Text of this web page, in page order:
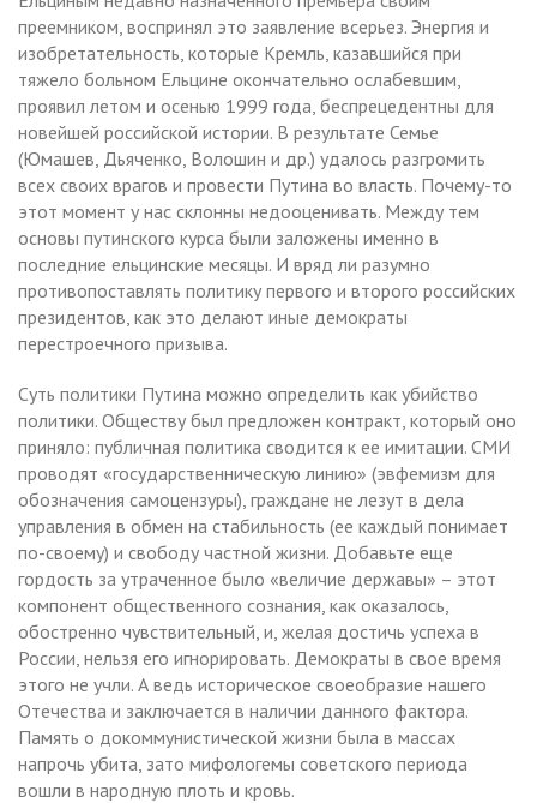
преемником, воспринял это заявление всерьез. Энергия и
изобретательность, которые Кремль, казавшийся при
тяжело больном Ельцине окончательно ослабевшим,
проявил летом и осенью 1999 года, беспрецедентны для
новейшей российской истории. В результате Семье
(Юмашев, Дьяченко, Волошин и др.) удалось разгромить
всех своих врагов и провести Путина во власть. Почему-то
этот момент у нас склонны недооценивать. Между тем
основы путинского курса были заложены именно в
последние ельцинские месяцы. И вряд ли разумно
противопоставлять политику первого и второго российских
президентов, как это делают иные демократы
перестроечного призыва.
Суть политики Путина можно определить как убийство
политики. Обществу был предложен контракт, который оно
приняло: публичная политика сводится к ее имитации. СМИ
проводят «государственническую линию» (эвфемизм для
обозначения самоцензуры), граждане не лезут в дела
управления в обмен на стабильность (ее каждый понимает
по-своему) и свободу частной жизни. Добавьте еще
гордость за утраченное было «величие державы» – этот
компонент общественного сознания, как оказалось,
обостренно чувствительный, и, желая достичь успеха в
России, нельзя его игнорировать. Демократы в свое время
этого не учли. А ведь историческое своеобразие нашего
Отечества и заключается в наличии данного фактора.
Память о докоммунистической жизни была в массах
напрочь убита, зато мифологемы советского периода
вошли в народную плоть и кровь.